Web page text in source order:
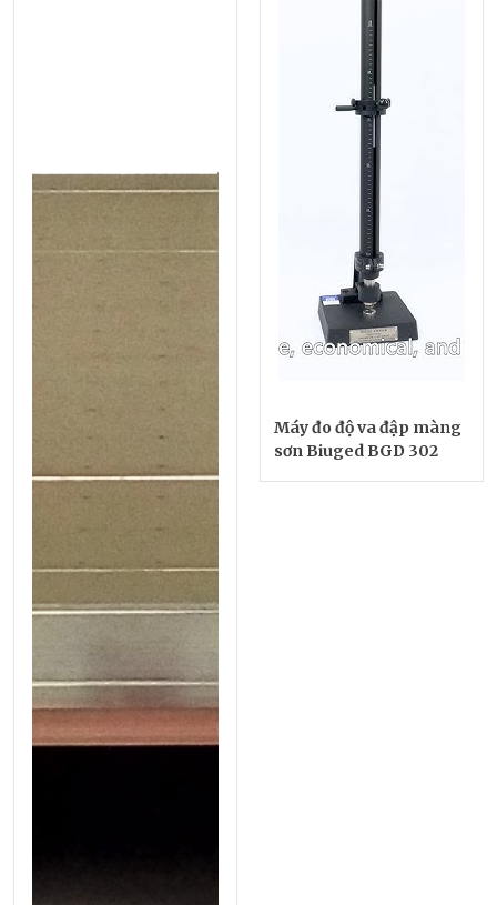
Máy đo độ va đập màng
sơn Biuged BGD 302